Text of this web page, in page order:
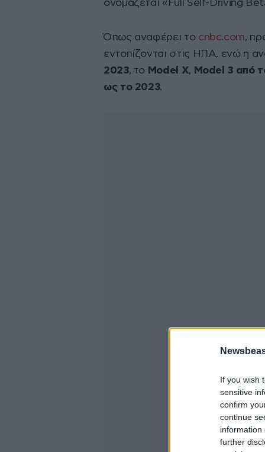
If you wish
sensitive
confirm
continue
information
further
ονομάζεται «Full Self-Driving
Όπως αναφέρει το cnbc.com,
εντοπίζονται στις ΗΠΑ, ενώ η
2023, το Model X, Model 3 από
ως το 2023.